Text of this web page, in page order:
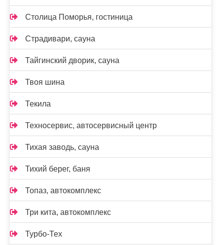
Столица Поморья, гостиница
Страдивари, сауна
Тайгинский дворик, сауна
Твоя шина
Текила
Техносервис, автосервисный центр
Тихая заводь, сауна
Тихий берег, баня
Топаз, автокомплекс
Три кита, автокомплекс
Турбо-Тех